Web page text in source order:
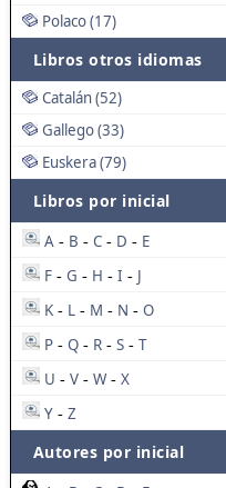
Polaco (17)
Libros otros idiomas
Catalán (52)
Gallego (33)
Euskera (79)
Libros por inicial
A - B - C - D - E
F - G - H - I - J
K - L - M - N - O
P - Q - R - S - T
U - V - W - X
Y - Z
Autores por inicial